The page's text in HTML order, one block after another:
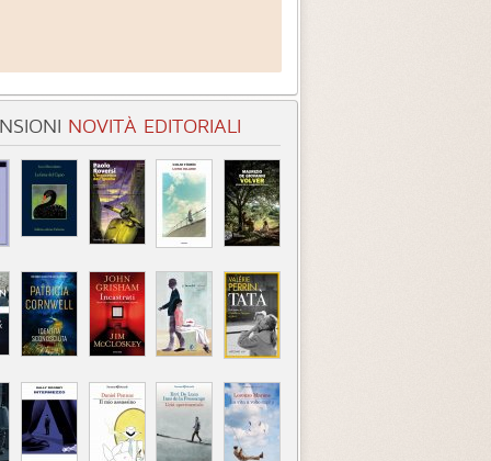
NOVITÀ EDITORIALI